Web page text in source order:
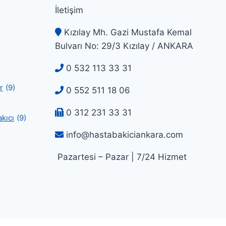
(9)
(9)
İletişim
Kızılay Mh. Gazi Mustafa Kemal
Bulvarı No: 29/3 Kızılay / ANKARA
0 532 113 33 31
0 552 511 18 06
0 312 231 33 31
info@hastabakiciankara.com
Pazartesi – Pazar | 7/24 Hizmet